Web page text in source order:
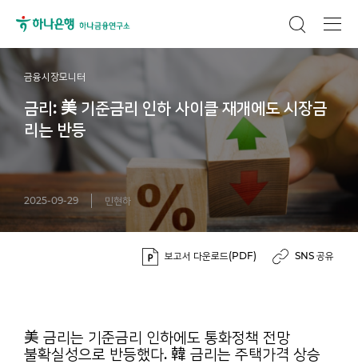
금융시장모니터
금리: 美 기준금리 인하 사이클 재개에도 시장금
리는 반등
2025-09-29 민현하
보고서 다운로드(PDF) SNS 공유
美 금리는 기준금리 인하에도 통화정책 전망
불확실성으로 반등했다. 韓 금리는 주택가격 상승